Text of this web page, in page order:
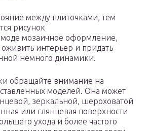
между плиточками, тем
рисунок
моде мозаичное оформление,
оживить интерьер и придать
немного динамики.
обращайте внимание на
моделей. Она может
зеркальной, шероховатой
или глянцевая поверхности
ухода и более частого